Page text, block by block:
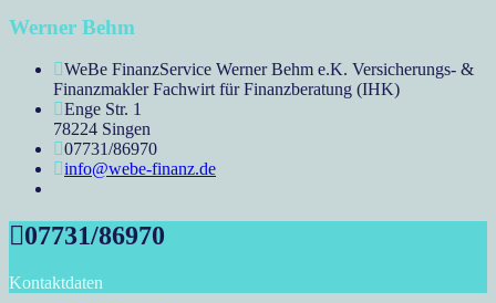
Werner Behm
WeBe FinanzService Werner Behm e.K. Versicherungs- &
Finanzmakler Fachwirt für Finanzberatung (IHK)
Enge Str. 1
78224 Singen
07731/86970
info@webe-finanz.de
07731/86970
Kontaktdaten